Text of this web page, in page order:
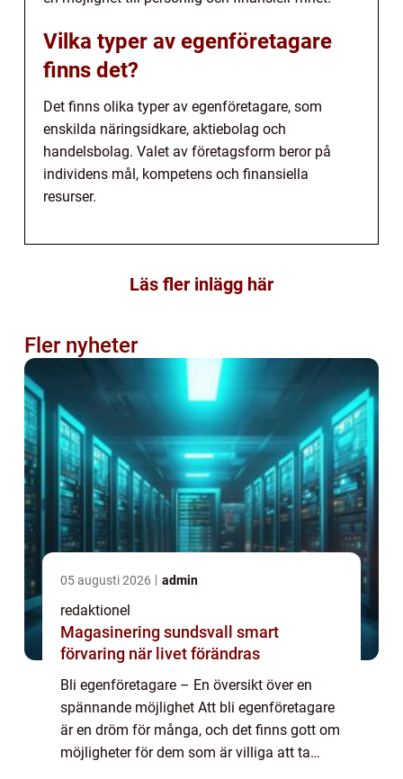
Vilka typer av egenföretagare
finns det?
Det finns olika typer av egenföretagare, som
enskilda näringsidkare, aktiebolag och
handelsbolag. Valet av företagsform beror på
individens mål, kompetens och finansiella
resurser.
Läs fler inlägg här
Fler nyheter
05 augusti 2026 admin
redaktionel
Magasinering sundsvall smart
förvaring när livet förändras
Bli egenföretagare – En översikt över en
spännande möjlighet Att bli egenföretagare
är en dröm för många, och det finns gott om
möjligheter för dem som är villiga att ta